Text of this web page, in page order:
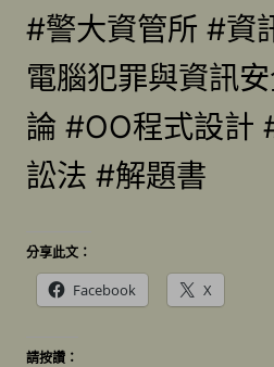
#警大資管所 #資
電腦犯罪與資訊
論 #OO程式設計
訟法 #解題書
分享此文：
Facebook X
請按讚：